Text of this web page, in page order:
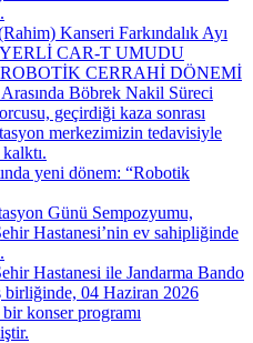
Kanseri Farkındalık Ayı
CAR-T UMUDU
CERRAHİ DÖNEMİ
Böbrek Nakil Süreci
geçirdiği kaza sonrası
merkezimizin tedavisiyle
yeni dönem: “Robotik
Günü Sempozyumu,
Hastanesi’nin ev sahipliğinde
Hastanesi ile Jandarma Bando
birliğinde, 04 Haziran 2026
konser programı